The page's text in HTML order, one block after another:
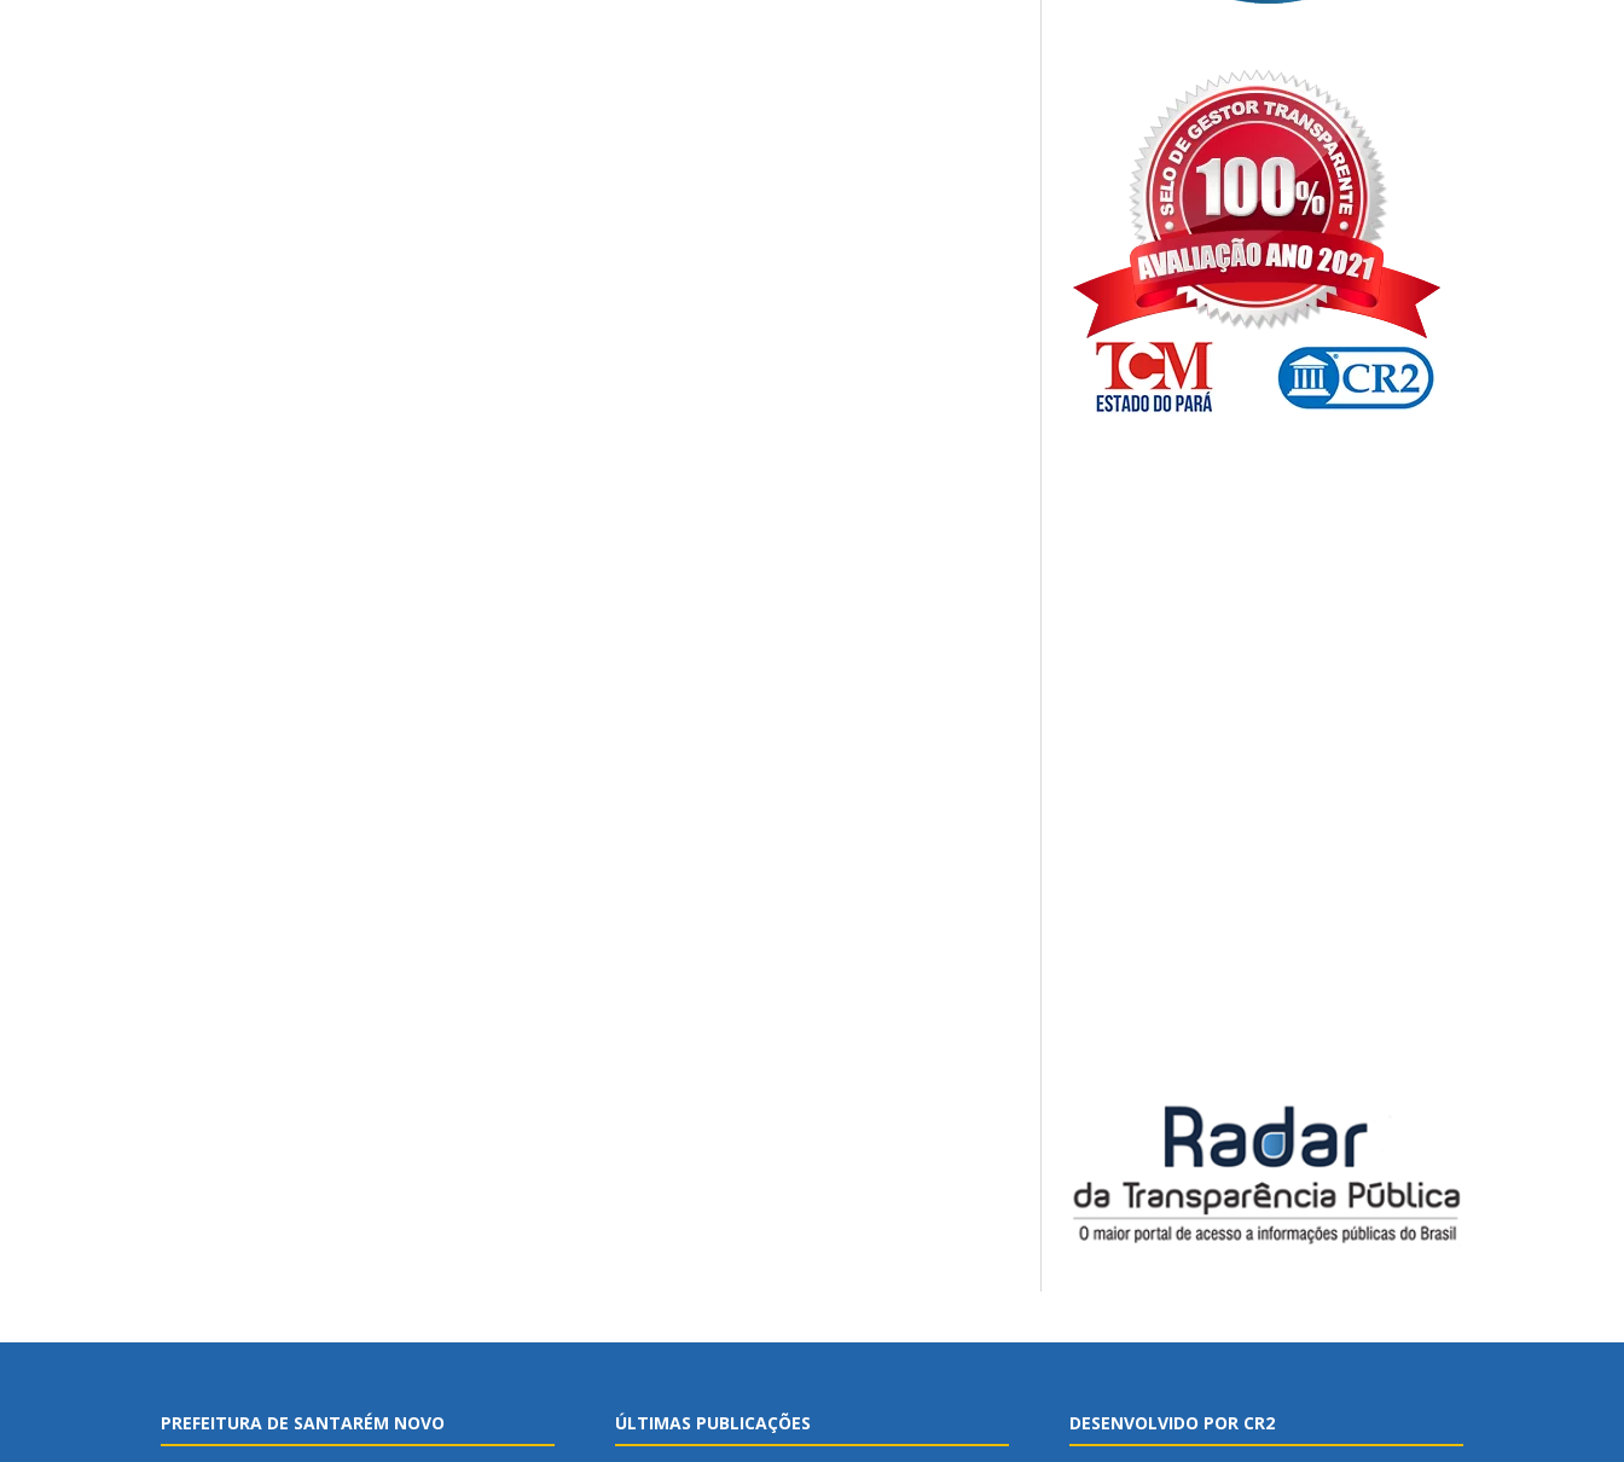
PREFEITURA DE SANTARÉM NOVO ÚLTIMAS PUBLICAÇÕES DESENVOLVIDO POR CR2